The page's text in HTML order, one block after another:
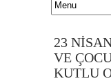
23
VE
KUTLU